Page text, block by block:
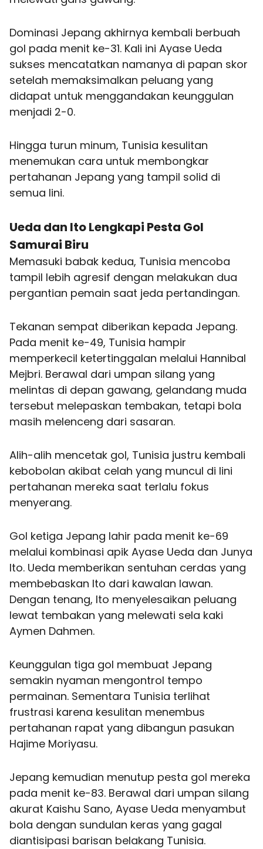
Dominasi Jepang akhirnya kembali berbuah
gol pada menit ke-31. Kali ini Ayase Ueda
sukses mencatatkan namanya di papan skor
setelah memaksimalkan peluang yang
didapat untuk menggandakan keunggulan
menjadi 2-0.
Hingga turun minum, Tunisia kesulitan
menemukan cara untuk membongkar
pertahanan Jepang yang tampil solid di
semua lini.
Ueda dan Ito Lengkapi Pesta Gol
Samurai Biru
Memasuki babak kedua, Tunisia mencoba
tampil lebih agresif dengan melakukan dua
pergantian pemain saat jeda pertandingan.
Tekanan sempat diberikan kepada Jepang.
Pada menit ke-49, Tunisia hampir
memperkecil ketertinggalan melalui Hannibal
Mejbri. Berawal dari umpan silang yang
melintas di depan gawang, gelandang muda
tersebut melepaskan tembakan, tetapi bola
masih melenceng dari sasaran.
Alih-alih mencetak gol, Tunisia justru kembali
kebobolan akibat celah yang muncul di lini
pertahanan mereka saat terlalu fokus
menyerang.
Gol ketiga Jepang lahir pada menit ke-69
melalui kombinasi apik Ayase Ueda dan Junya
Ito. Ueda memberikan sentuhan cerdas yang
membebaskan Ito dari kawalan lawan.
Dengan tenang, Ito menyelesaikan peluang
lewat tembakan yang melewati sela kaki
Aymen Dahmen.
Keunggulan tiga gol membuat Jepang
semakin nyaman mengontrol tempo
permainan. Sementara Tunisia terlihat
frustrasi karena kesulitan menembus
pertahanan rapat yang dibangun pasukan
Hajime Moriyasu.
Jepang kemudian menutup pesta gol mereka
pada menit ke-83. Berawal dari umpan silang
akurat Kaishu Sano, Ayase Ueda menyambut
bola dengan sundulan keras yang gagal
diantisipasi barisan belakang Tunisia.